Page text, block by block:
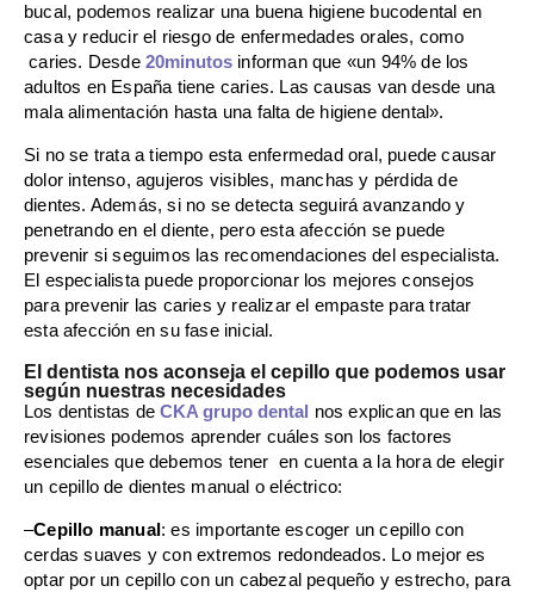
bucal, podemos realizar una buena higiene bucodental en
casa y reducir el riesgo de enfermedades orales, como
caries. Desde 20minutos informan que «un 94% de los
adultos en España tiene caries. Las causas van desde una
mala alimentación hasta una falta de higiene dental».
Si no se trata a tiempo esta enfermedad oral, puede causar
dolor intenso, agujeros visibles, manchas y pérdida de
dientes. Además, si no se detecta seguirá avanzando y
penetrando en el diente, pero esta afección se puede
prevenir si seguimos las recomendaciones del especialista.
El especialista puede proporcionar los mejores consejos
para prevenir las caries y realizar el empaste para tratar
esta afección en su fase inicial.
El dentista nos aconseja el cepillo que podemos usar
según nuestras necesidades
Los dentistas deCKA grupo dental nos explican que en las
revisiones podemos aprender cuáles son los factores
esenciales que debemos tener en cuenta a la hora de elegir
un cepillo de dientes manual o eléctrico:
–Cepillo manual : es importante escoger un cepillo con
cerdas suaves y con extremos redondeados. Lo mejor es
optar por un cepillo con un cabezal pequeño y estrecho, para